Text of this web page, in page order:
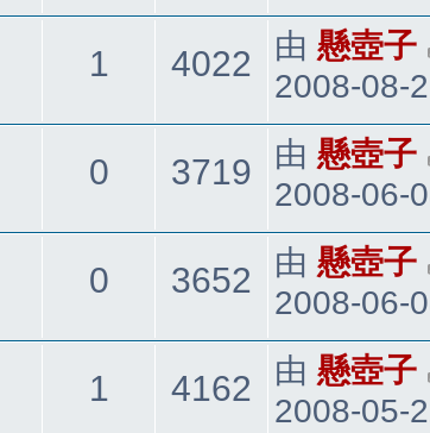
看
發
表
1 4022 觀
看
最
後
發
表
由 懸壺子
2008-08-
0回
3719 觀
看
最
後
發
表
由 懸壺子
2008-06-
0回
3652 觀
看
最
後
發
表
由 懸壺子
2008-06-
1 4162 觀最
後
由 懸壺子
2008-05-